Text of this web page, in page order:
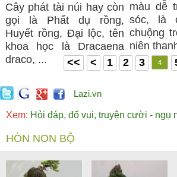
Cây phát tài núi hay còn
gọi là Phất dụ rồng,
Huyết rồng, Đại lộc, tên
khoa học là Dracaena
draco, ...
màu dễ
sóc, là
chuộng
niên
<<
< 1 2 3 4
Lazi.vn
Xem: Hỏi đáp, đố vui, truyện cười - ngụ
HÒN NON BỘ